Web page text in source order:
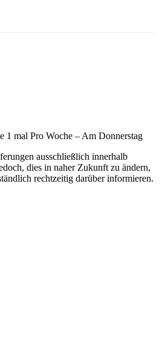
1 mal Pro Woche – Am Donnerstag
ausschließlich innerhalb
dies in naher Zukunft zu ändern,
rechtzeitig darüber informieren.